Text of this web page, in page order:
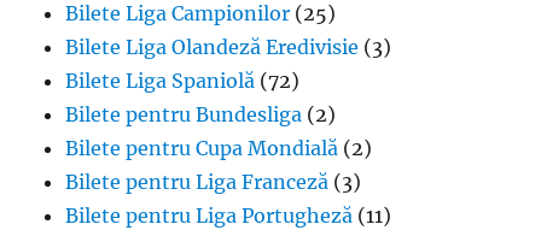
Bilete Liga Campionilor (25)
Bilete Liga Olandeză Eredivisie (3)
Bilete Liga Spaniolă (72)
Bilete pentru Bundesliga (2)
Bilete pentru Cupa Mondială (2)
Bilete pentru Liga Franceză (3)
Bilete pentru Liga Portugheză (11)